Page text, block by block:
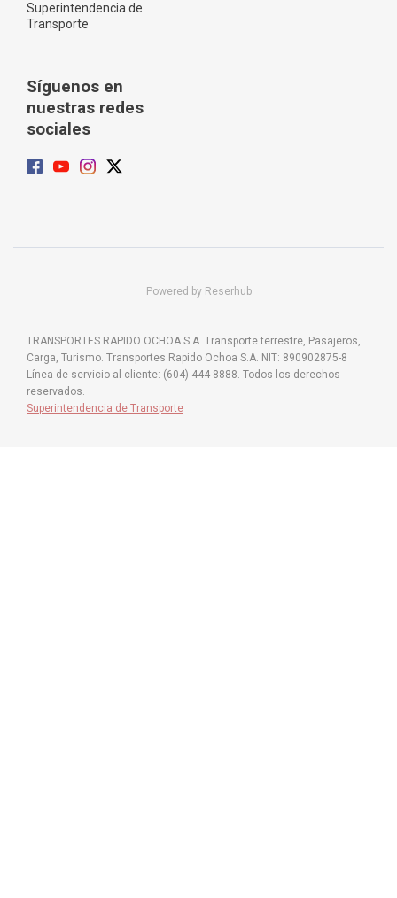
Superintendencia de
Transporte
Síguenos en
nuestras redes
sociales
Powered by Reserhub
TRANSPORTES RAPIDO OCHOA S.A. Transporte terrestre, Pasajeros,
Carga, Turismo. Transportes Rapido Ochoa S.A. NIT: 890902875-8
Línea de servicio al cliente: (604) 444 8888. Todos los derechos
reservados.
Superintendencia de Transporte